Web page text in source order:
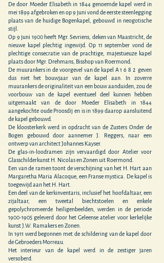
De door Moeder Elisabeth in 1844 genoemde kapel werd in
mei 1899 afgebroken en op 9 juni vond de eerste steenlegging
plaats van de huidige Bogenkapel, gebouwd in neogotische
stijl.
Op 9 juni 1900 heeft Mgr. Sevriens, deken van Maastricht, de
nieuwe kapel plechtig ingewijd. Op 11 september vond de
plechtige consecratie van de prachtige, majestueuze kapel
plaats door Mgr. Drehmans, Bisshop van Roermond.
De muurankers in de voorgevel van de kapel A 1 6 8 2 geven
dus niet het bouwjaar van de kapel aan. In zoverre
muurankers de originaliteit van een bouw aanduiden, zou de
voorbouw van de kapel eventueel deel kunnen hebben
uitgemaakt van de door Moeder Elisabeth in 1844
aangekochte oude Proosdij en is in 1899 daarop aansluitend
de kapel gebouwd.
De kloosterkerk werd in opdracht van de Zusters Onder de
Bogen gebouwd door aannemer J. Reggers, naar een
ontwerp van architect Johannes Kayser.
De glas-in-loodramen zijn vervaardigd door Atelier voor
Glasschilderkunst H. Nicolas en Zonen uit Roermond.
Een van de ramen toont de verschijning van het H. Hart aan
Margaretha Maria Alacoque, een Franse mystica. De kapel is
toegewijd aan het H. Hart.
Een deel van de kerkinventaris, inclusief het hoofdaltaar, een
zijaltaar, een tweetal biechtstoelen en enkele
gepolychromeerde heiligenbeelden, werden in de periode
1900-1905 geleverd door het Geleense atelier voor kerkelijke
kunst J.W. Ramakers en Zonen.
In 1911 werd begonnen met de schildering van de kapel door
de Gebroeders Morreau.
Het interieur van de kapel werd in de zestiger jaren
versoberd.